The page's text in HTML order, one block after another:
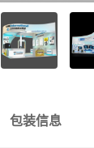
包装信息